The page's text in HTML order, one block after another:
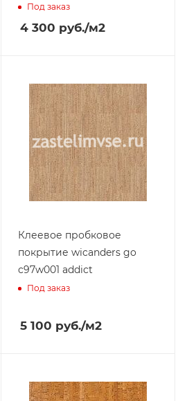
Под заказ
4 300 руб./м2
Клеевое пробковое
покрытие wicanders go
c97w001 addict
Под заказ
5 100 руб./м2